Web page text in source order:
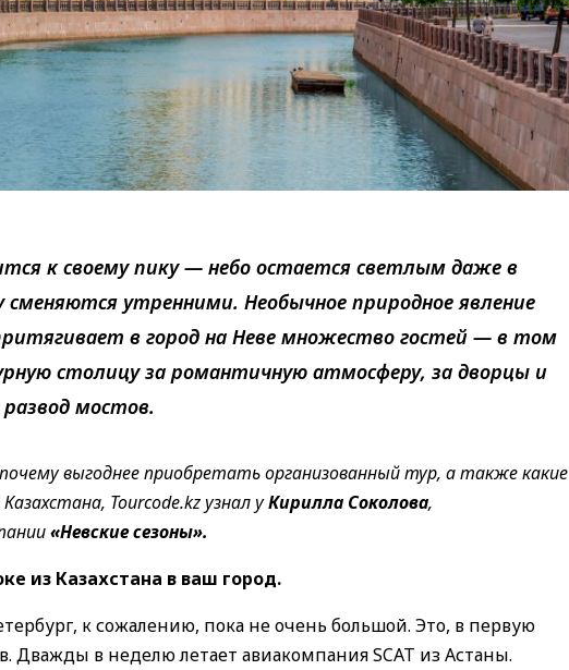
к своему пику — небо остается светлым даже в
сменяются утренними. Необычное природное явление
в город на Неве множество гостей — в том
столицу за романтичную атмосферу, за дворцы и
мостов.
выгоднее приобретать организованный тур, а также какие
Tourcode.kz узнал уКирилла Соколова,
«Невские сезоны».
из Казахстана в ваш город.
к сожалению, пока не очень большой. Это, в первую
в неделю летает авиакомпания SCAT из Астаны.